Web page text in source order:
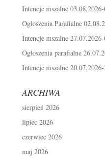
Intencje mszalne
Ogłoszenia Parafialne
Intencje mszalne
Ogłoszenia parafialne
Intencje mszalne
ARCHIWA
sierpień 2026
lipiec 2026
czerwiec 2026
maj 2026